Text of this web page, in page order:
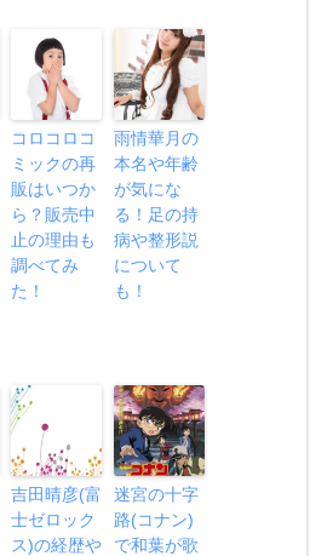
コロコロコ
ミックの再
販はいつか
ら？販売中
止の理由も
調べてみ
た！
雨情華月の
本名や年齢
が気にな
る！足の持
病や整形説
について
も！
吉田晴彦(富
士ゼロック
ス)の経歴や
迷宮の十字
路(コナン)
で和葉が歌